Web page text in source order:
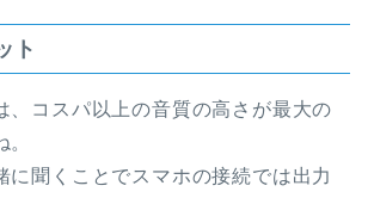
ト
、コスパ以上の音質の高さが最大の
に聞くことでスマホの接続では出力